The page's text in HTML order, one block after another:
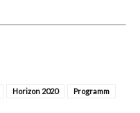
Horizon 2020
Programm